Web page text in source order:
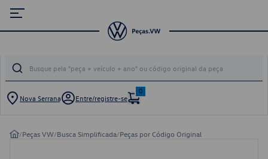
Nova Serrana Entre/registre-se
0
/Peças VW/Busca Simplificada/Peças por Código Original